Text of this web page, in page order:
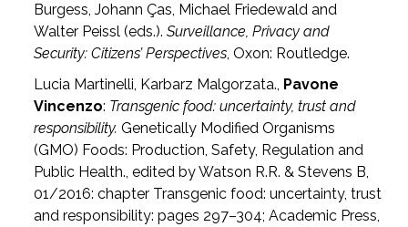
Burgess, Johann Ças, Michael Friedewald and
Walter Peissl (eds.).Surveillance, Privacy and
Security: Citizens’ Perspectives, Oxon: Routledge.
Lucia Martinelli, Karbarz Malgorzata., Pavone
Vincenzo: Transgenic food: uncertainty, trust and
responsibility. Genetically Modified Organisms
(GMO) Foods: Production, Safety, Regulation and
Public Health., edited by Watson R.R. & Stevens B,
01/2016: chapter Transgenic food: uncertainty, trust
and responsibility: pages 297–304; Academic Press,